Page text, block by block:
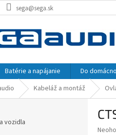
sega@sega.sk
Batérie a napájanie Do
Kabeláž a montáž
vozidla